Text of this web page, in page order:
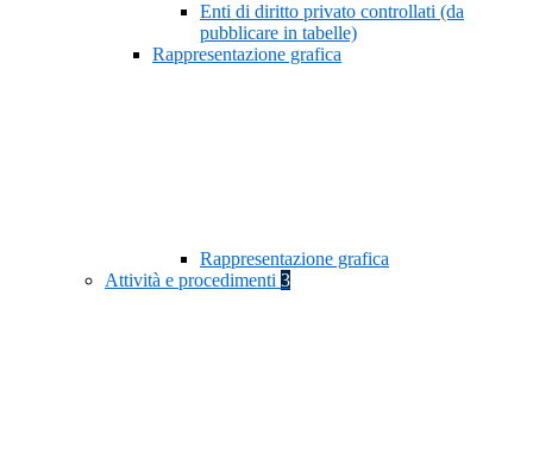
Enti di diritto privato controllati (da
pubblicare in tabelle)
Rappresentazione grafica
Rappresentazione grafica
Attività e procedimenti 3